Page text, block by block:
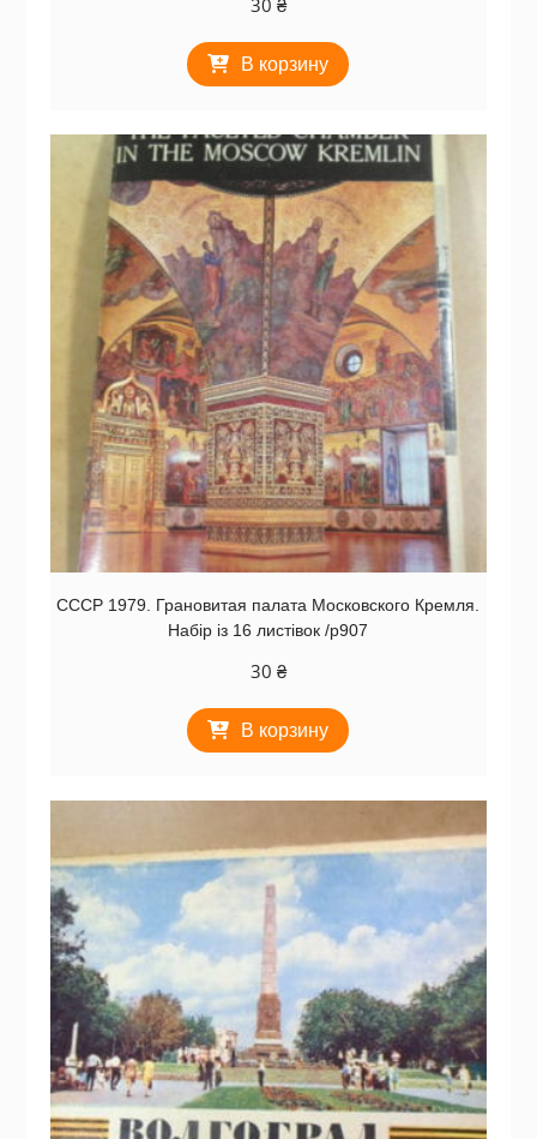
В корзину
СССР 1979. Грановитая палата Московского Кремля.
Набір із 16 листівок /р907
30 ₴
В корзину